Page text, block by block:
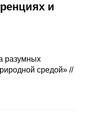
и
разумных
средой» //